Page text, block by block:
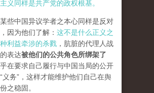
义同样是共产党的政权根基。
些中国异议学者之本心同样是反对
因为他们了解： 这不是什么正义之
利益牵涉的杀戮 ，肮脏的代理人战
表达被他们的公共角色所绑架了
在要求自己履行与中国当局的公开
义务”，这样才能维护他们自己在舆
之稳固。